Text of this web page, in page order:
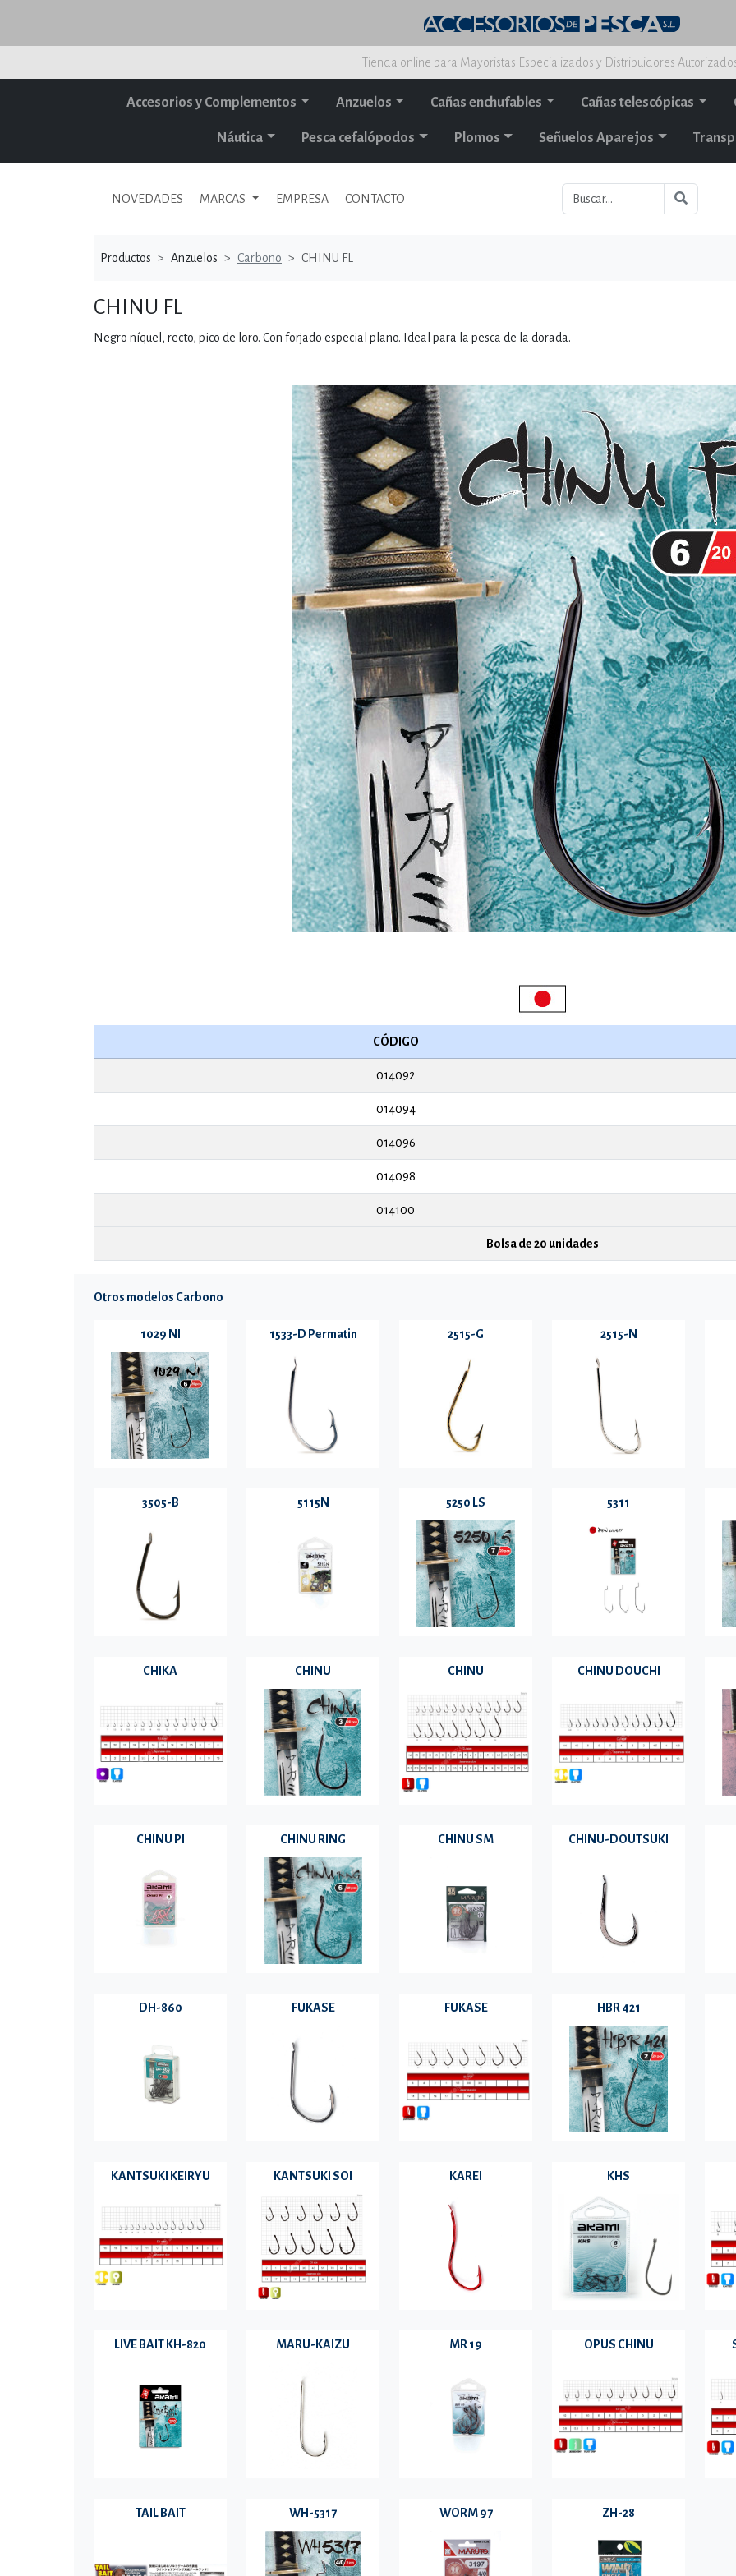
Tienda online para Mayoristas Especializados y Distribuidores
Accesorios y Complementos Anzuelos Cañas enchufables Cañas telescópicas
Náutica Pesca cefalópodos Plomos Señuelos Aparejos
NOVEDADES MARCAS EMPRESA CONTACTO
Productos Anzuelos Carbono CHINU FL
CHINU FL
Negro níquel, recto, pico de loro. Con forjado especial plano. Ideal para la pesca de la dorada.
CÓDIGO
014092
014094
014096
014098
014100
Bolsa de 20 unidades
Otros modelos Carbono
1029 NI 1533-D Permatin 2515-G 2515-N
3505-B 5115N 5250 LS 5311
CHIKA CHINU CHINU CHINU DOUCHI
CHINU PI CHINU RING CHINU SM CHINU-DOUTSUKI
DH-860 FUKASE FUKASE HBR 421
KANTSUKI KEIRYU KANTSUKI SOI KAREI KHS
LIVE BAIT KH-820 MARU-KAIZU MR 19 OPUS CHINU
TAIL BAIT WH-5317 WORM 97 ZH-28